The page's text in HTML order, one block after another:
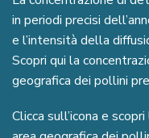
in periodi precisi
e l’intensità della
Scopri qui la
geografica dei pollini
Clicca sull’icona e